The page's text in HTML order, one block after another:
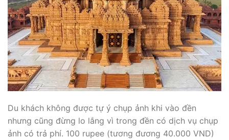
Du khách không được tự ý chụp ảnh khi vào đền
nhưng cũng đừng lo lắng vì trong đền có dịch vụ chụp
ảnh có trả phí. 100 rupee (tương đương 40.000 VND)